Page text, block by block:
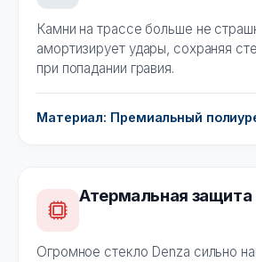
Камни на трассе больше не
амортизирует удары, сохраняя
при попадании гравия.
Материал: Премиальный
Атермальная защита
Огромное стекло Denza сильно